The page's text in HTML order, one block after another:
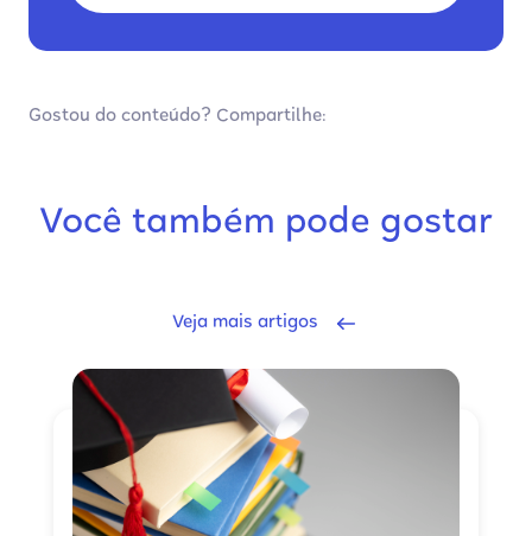
Gostou do conteúdo? Compartilhe:
Você também pode gostar
Veja mais artigos